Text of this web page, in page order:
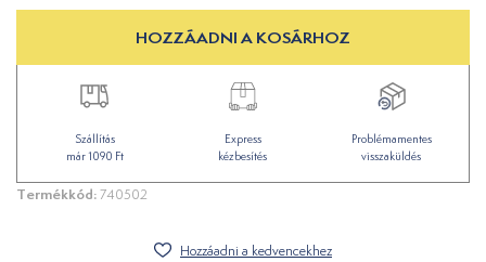
HOZZÁADNI A KOSÁRHOZ
Szállítás
már 1090 Ft
Express
kézbesítés
Problémamentes
visszaküldés
Termékkód:740502
Hozzáadni a kedvencekhez